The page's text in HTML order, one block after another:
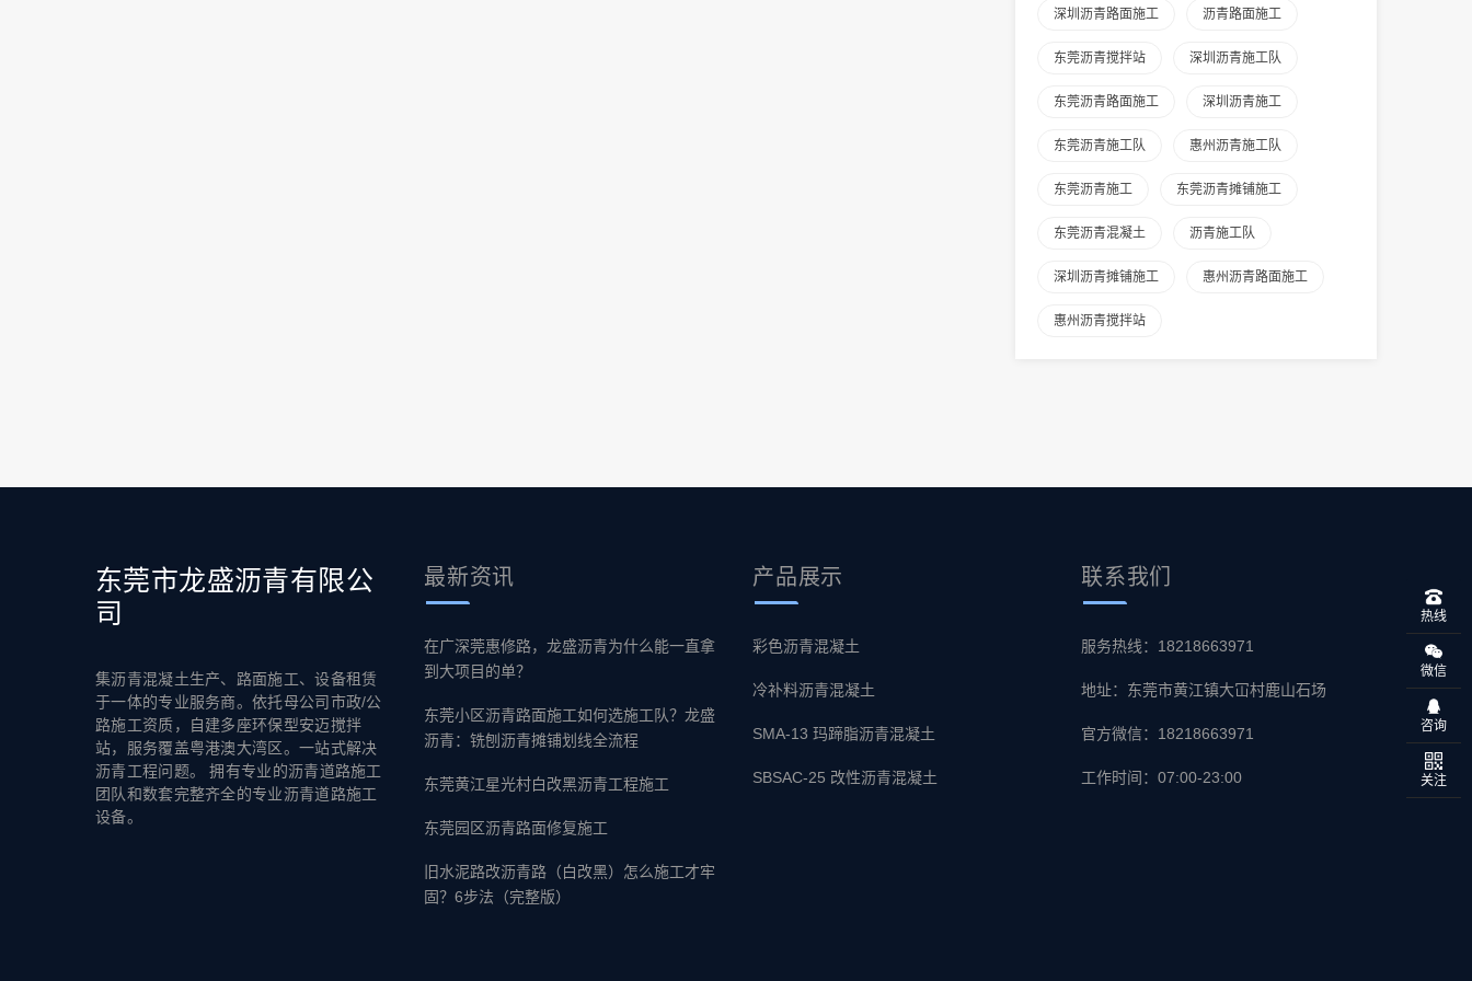
深圳沥青路面施工 沥青路面施工
东莞沥青搅拌站 深圳沥青施工队
东莞沥青路面施工 深圳沥青施工
东莞沥青施工队 惠州沥青施工队
东莞沥青施工 东莞沥青摊铺施工
东莞沥青混凝土 沥青施工队
深圳沥青摊铺施工 惠州沥青路面施工
惠州沥青搅拌站
东莞市龙盛沥青有限公
司
集沥青混凝土生产、路面施工、设备租赁
于一体的专业服务商。依托母公司市政/公
路施工资质，自建多座环保型安迈搅拌
站，服务覆盖粤港澳大湾区。一站式解决
沥青工程问题。 拥有专业的沥青道路施工
团队和数套完整齐全的专业沥青道路施工
设备。
最新资讯
在广深莞惠修路，龙盛沥青为什么能一直拿
到大项目的单？
东莞小区沥青路面施工如何选施工队？龙盛
沥青：铣刨沥青摊铺划线全流程
东莞黄江星光村白改黑沥青工程施工
东莞园区沥青路面修复施工
旧水泥路改沥青路（白改黑）怎么施工才牢
固？6步法（完整版）
产品展示
彩色沥青混凝土
冷补料沥青混凝土
SMA-13 玛蹄脂沥青混凝土
SBSAC-25 改性沥青混凝土
联系我们
服务热线：18218663971
地址：东莞市黄江镇大冚村鹿山石场
官方微信：18218663971
工作时间：07:00-23:00
热线
微信
咨询
关注